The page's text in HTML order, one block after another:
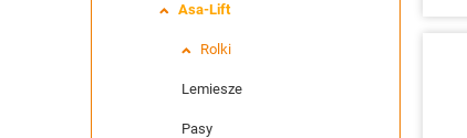
Asa-Lift
Rolki
Lemiesze
Pasy